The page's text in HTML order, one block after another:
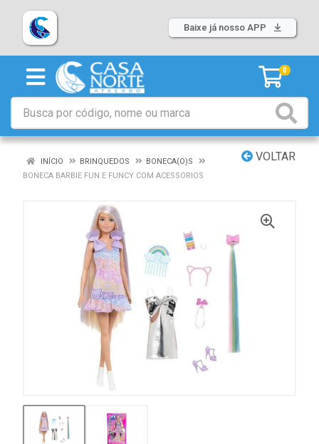
Baixe já nosso APP
0
VOLTAR
INÍCIO BRINQUEDOS
BONECA(O)S
BONECA BARBIE FUN E FUNCY COM ACESSORIOS